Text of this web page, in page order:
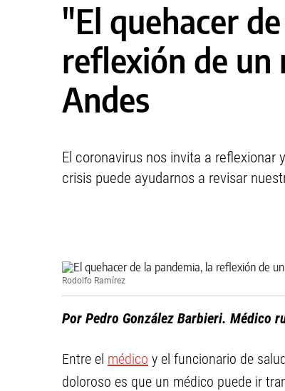
"El quehacer
reflexión de un
Andes
El coronavirus nos invita a reflexionar
crisis puede ayudarnos a revisar
Rodolfo Ramírez
Por Pedro González Barbieri. Médico
Entre el médico y el funcionario de
doloroso es que un médico puede ir